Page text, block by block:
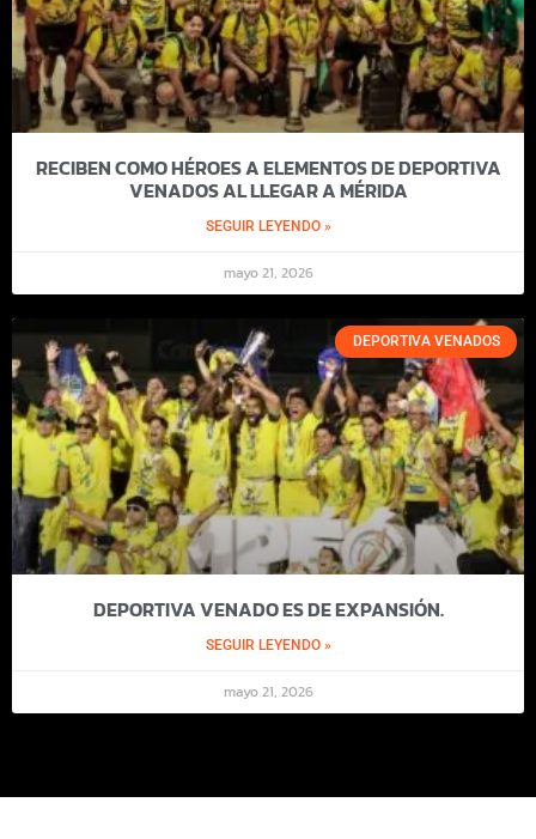
RECIBEN COMO HÉROES A ELEMENTOS DE DEPORTIVA
VENADOS AL LLEGAR A MÉRIDA
SEGUIR LEYENDO »
mayo 21, 2026
DEPORTIVA VENADOS
DEPORTIVA VENADO ES DE EXPANSIÓN.
SEGUIR LEYENDO »
mayo 21, 2026